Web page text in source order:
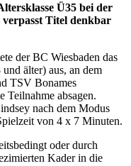
Ü35 bei der
verpasst Titel denkbar
der BC Wiesbaden das
älter) aus, an dem
TSV Bonames
Teilnahme absagen.
nach dem Modus
von 4 x 7 Minuten.
oder durch
Kader in die